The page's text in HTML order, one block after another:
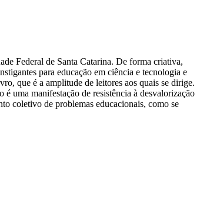
Federal de Santa Catarina. De forma criativa,
para educação em ciência e tecnologia e
que é a amplitude de leitores aos quais se dirige.
uma manifestação de resistência à desvalorização
coletivo de problemas educacionais, como se